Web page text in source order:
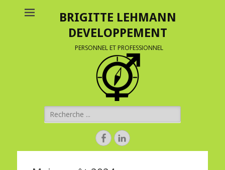
BRIGITTE LEHMANN
DEVELOPPEMENT
PERSONNEL ET PROFESSIONNEL
Rechercher :
FacebookLinkedin